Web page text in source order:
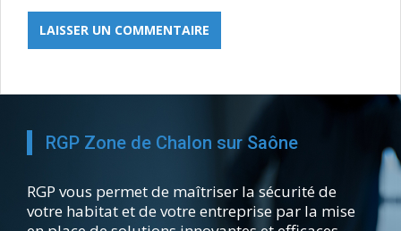
RGP Zone de Chalon sur Saône
RGP vous permet de maîtriser la sécurité de
votre habitat et de votre entreprise par la mise